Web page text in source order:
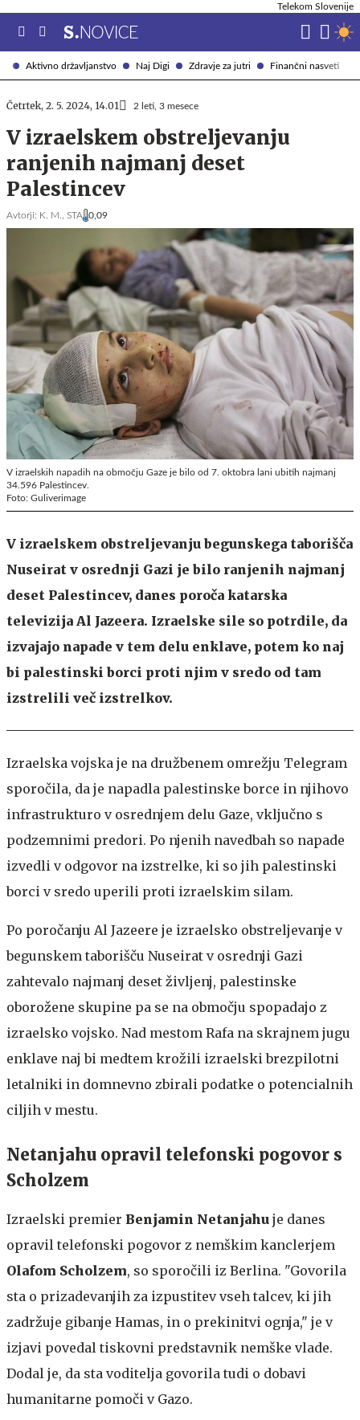
Aktivno državljanstvo Naj Digi Zdravje za jutri Finančni nasveti
Telekom Slovenije
Četrtek, 2. 5. 2024, 14.01 2 leti, 3 mesece
V izraelskem obstreljevanju
ranjenih najmanj deset
Palestincev
Avtorji: K. M., STA 0,09
V izraelskih napadih na območju Gaze je bilo od 7. oktobra lani ubitih najmanj
34.596 Palestincev.
Foto: Guliverimage
V izraelskem obstreljevanju begunskega taborišča
Nuseirat v osrednji Gazi je bilo ranjenih najmanj
deset Palestincev, danes poroča katarska
televizija Al Jazeera. Izraelske sile so potrdile, da
izvajajo napade v tem delu enklave, potem ko naj
bi palestinski borci proti njim v sredo od tam
izstrelili več izstrelkov.
Izraelska vojska je na družbenem omrežju Telegram
sporočila, da je napadla palestinske borce in njihovo
infrastrukturo v osrednjem delu Gaze, vključno s
podzemnimi predori. Po njenih navedbah so napade
izvedli v odgovor na izstrelke, ki so jih palestinski
borci v sredo uperili proti izraelskim silam.
Po poročanju Al Jazeere je izraelsko obstreljevanje v
begunskem taborišču Nuseirat v osrednji Gazi
zahtevalo najmanj deset življenj, palestinske
oborožene skupine pa se na območju spopadajo z
izraelsko vojsko. Nad mestom Rafa na skrajnem jugu
enklave naj bi medtem krožili izraelski brezpilotni
letalniki in domnevno zbirali podatke o potencialnih
ciljih v mestu.
Netanjahu opravil telefonski pogovor s
Scholzem
Izraelski premier Benjamin Netanjahu je danes
opravil telefonski pogovor z nemškim kanclerjem
Olafom Scholzem, so sporočili iz Berlina. "Govorila
sta o prizadevanjih za izpustitev vseh talcev, ki jih
zadržuje gibanje Hamas, in o prekinitvi ognja," je v
izjavi povedal tiskovni predstavnik nemške vlade.
Dodal je, da sta voditelja govorila tudi o dobavi
humanitarne pomoči v Gazo.